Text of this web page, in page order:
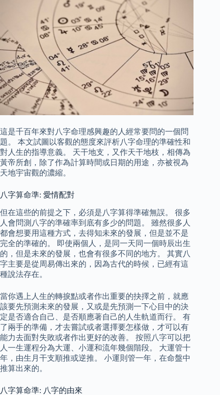
這是千百年來對八字命理感興趣的人經常要問的一個問
題。 本文試圖以客觀的態度來評析八字命理的準確性和
對人生的指導意義。 天干地支，又作天干地枝，相傳為
黃帝所創，除了作為計算時間或日期的用途，亦被視為
天地宇宙觀的濃縮。
八字算命準: 愛情配對
但在這些的前提之下，必須是八字算得準確無誤。 很多
人會問測八字的準確率到底有多少的問題。 雖然很多人
都會想要用這種方式，去得知未來的發展，但是並不是
完全的準確的。 即使兩個人，是同一天同一個時辰出生
的，但是未來的發展，也會有很多不同的地方。 其實八
字主要是從周易傳出來的，因為古代的時候，已經有這
種說法存在。
當你遇上人生的轉捩點或者作出重要的抉擇之前，就應
該要先預測未來的發展，又或是先預測一下心目中的決
定是否適合自己、是否順應著自己的人生軌道而行。 有
了兩手的準備，才去嘗試或者選擇要怎樣做，才可以有
能力去面對失敗或者作出更好的改善。 按照八字可以把
人一生運程分為大運、小運和流年幾個階段。 大運管十
年，由生月干支順推或逆推。 小運則管一年，在命盤中
推算出來的。
八字算命準: 八字的由來